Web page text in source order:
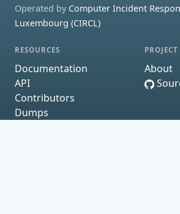
Operated by Computer Incident
Luxembourg (CIRCL)
RESOURCES
Documentation
API
Contributors
Dumps
PROJECT
About